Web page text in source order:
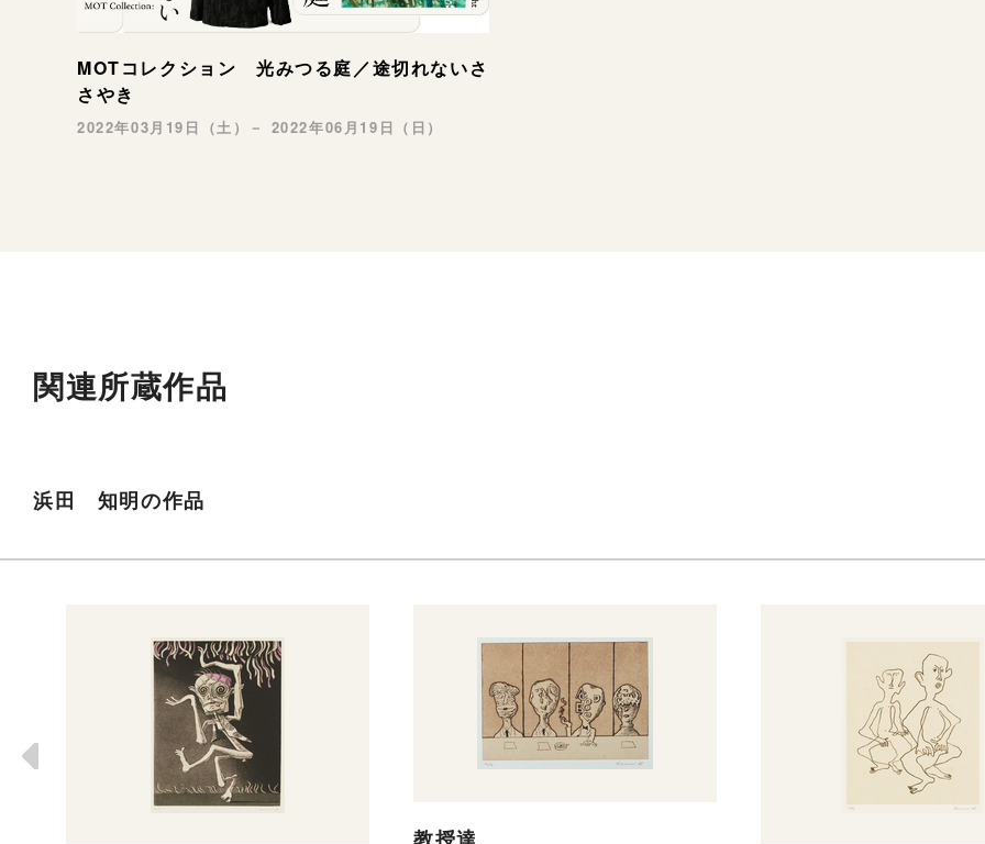
MOTコレクション 光みつる庭／途切れないさ
さやき
2022年03月19日（土）－ 2022年06月19日（日）
関連所蔵作品
浜田 知明の作品
教授達